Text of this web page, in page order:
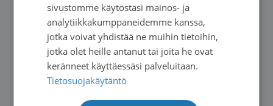
sivustomme käytöstäsi mainos- ja
analytiikkakumppaneidemme kanssa,
jotka voivat yhdistää ne muihin tietoihin,
jotka olet heille antanut tai joita he ovat
keränneet käyttäessäsi palveluitaan.
Tietosuojakäytäntö